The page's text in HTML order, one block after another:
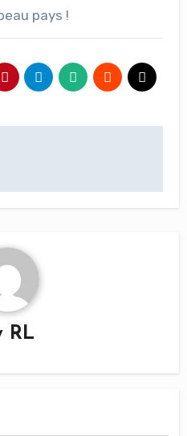
pays !
RL